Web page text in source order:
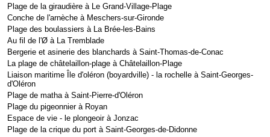
Plage de la giraudière à Le Grand-Village-Plage
Conche de l'arnèche à Meschers-sur-Gironde
Plage des boulassiers à La Brée-les-Bains
Au fil de l'Ø à La Tremblade
Bergerie et asinerie des blanchards à Saint-Thomas-de-Conac
La plage de châtelaillon-plage à Châtelaillon-Plage
Liaison maritime Île d'oléron (boyardville) - la rochelle à Saint-Georges-
d'Oléron
Plage de matha à Saint-Pierre-d'Oléron
Plage du pigeonnier à Royan
Espace de vie - le plongeoir à Jonzac
Plage de la crique du port à Saint-Georges-de-Didonne